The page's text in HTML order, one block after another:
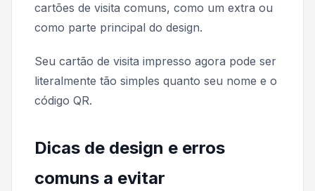
cartões de visita comuns, como um extra ou
como parte principal do design.
Seu cartão de visita impresso agora pode ser
literalmente tão simples quanto seu nome e o
código QR.
Dicas de design e erros
comuns a evitar